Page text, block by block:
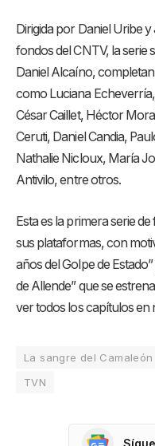
Dirigida por Daniel Uribe
fondos del CNTV, la serie
Daniel Alcaíno,
como Luciana
César Caillet, Héctor
Ceruti, Daniel Candia,
Nathalie Nicloux, María
Antivilo, entre otros.
Esta es la primera serie
sus plataformas, con
años del Golpe de
de Allende” que se
ver todos los capítulos en
La sangre del Camaleón
TVN